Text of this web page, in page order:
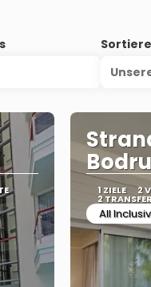
1 ZIELE 2
2
All